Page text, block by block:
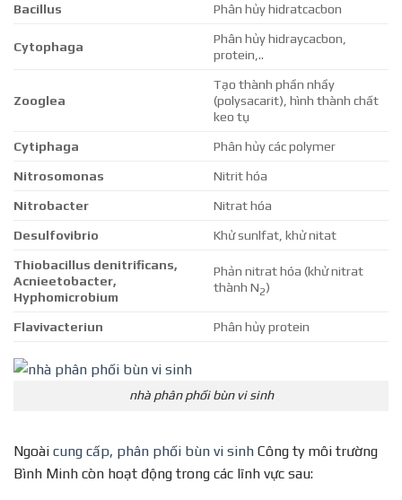
Bacillus Phân hủy hidratcacbon
Cytophaga
Phân hủy hidraycacbon,
protein,..
Zooglea
Tạo thành phần nhầy
(polysacarit), hình thành chất
keo tụ
Cytiphaga Phân hủy các polymer
Nitrosomonas Nitrit hóa
Nitrobacter Nitrat hóa
Desulfovibrio Khử sunlfat, khử nitat
Thiobacillus denitrificans,
Acnieetobacter,
Hyphomicrobium
Phản nitrat hóa (khử nitrat
thành N2)
Flavivacteriun Phân hủy protein
nhà phân phối bùn vi sinh
Ngoài cung cấp, phân phối bùn vi sinh Công ty môi trường
Bình Minh còn hoạt động trong các lĩnh vực sau: